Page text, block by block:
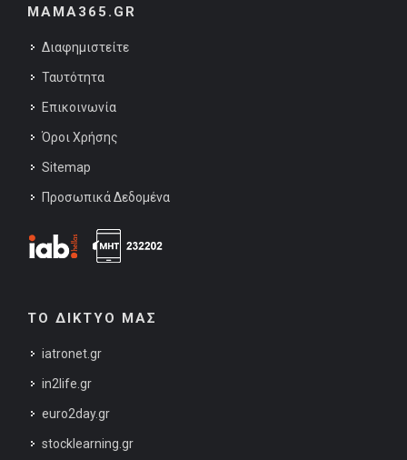
MAMA365.GR
Διαφημιστείτε
Ταυτότητα
Επικοινωνία
Όροι Χρήσης
Sitemap
Προσωπικά Δεδομένα
ΤΟ ΔΙΚΤΥΟ ΜΑΣ
iatronet.gr
in2life.gr
euro2day.gr
stocklearning.gr